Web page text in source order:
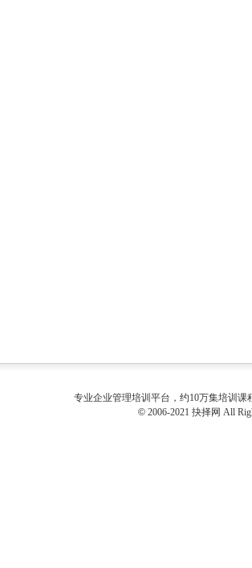
专业企业管理培训 平台，约10万集培训课
© 2006-2021 抉择网 All